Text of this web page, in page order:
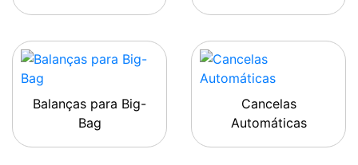
Balanças para Big-
Bag
Cancelas
Automáticas